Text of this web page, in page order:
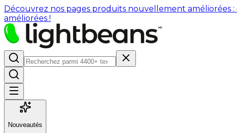
Découvrez nos pages produits nouvellement améliorées
améliorées !
Nouveautés